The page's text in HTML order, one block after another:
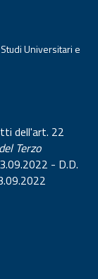
Universitari e
dell'art. 22
Terzo
- D.D.